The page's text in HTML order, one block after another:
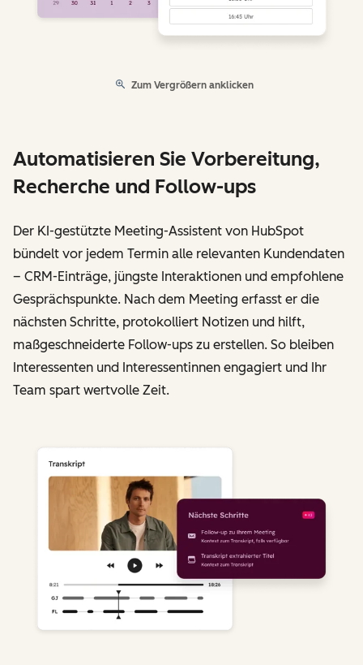
Zum Vergrößern anklicken
Automatisieren Sie Vorbereitung,
Recherche und Follow-ups
Der KI-gestützte Meeting-Assistent von HubSpot
bündelt vor jedem Termin alle relevanten Kundendaten
– CRM-Einträge, jüngste Interaktionen und empfohlene
Gesprächspunkte. Nach dem Meeting erfasst er die
nächsten Schritte, protokolliert Notizen und hilft,
maßgeschneiderte Follow-ups zu erstellen. So bleiben
Interessenten und Interessentinnen engagiert und Ihr
Team spart wertvolle Zeit.